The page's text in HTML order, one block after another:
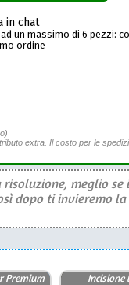
in chat
un massimo di 6 pezzi:
ordine
extra. Il costo per le
meglio se
dopo ti invieremo la
Premium Incisione